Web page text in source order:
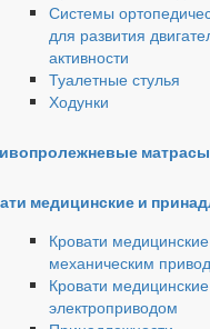
Системы
для развития
активности
Туалетные стулья
Ходунки
медицинские и
Кровати
механическим
Кровати
электроприводом